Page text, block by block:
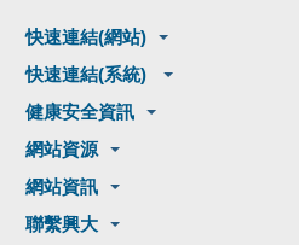
快速連結(網站)
快速連結(系統)
健康安全資訊
網站資源
網站資訊
聯繫興大